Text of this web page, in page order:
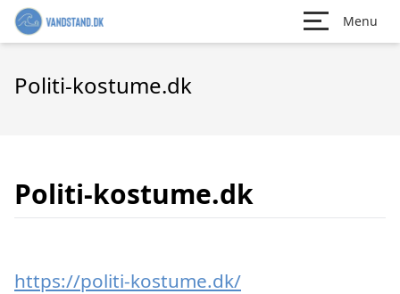
Menu
Politi-kostume.dk
Politi-kostume.dk
https://politi-kostume.dk/